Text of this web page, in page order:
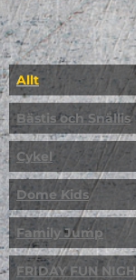
Allt
Bästis och Snällis
Cykel
Dome Kids
Family Jump
FRIDAY FUN